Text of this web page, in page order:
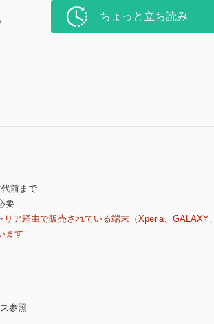
ちょっと立ち読み
前まで
要
ア経由で販売されている端末（Xperia、GALAXY、
ます
参照